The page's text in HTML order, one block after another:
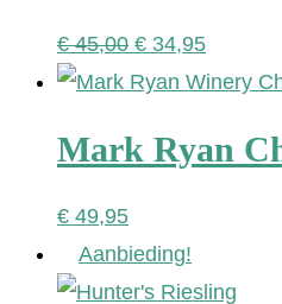
€45,00 Oorspronkelijke
prijs
€ 45,00.
€ 34,95Huidige
prijs
€ 34,95.
Mark Ryan
€ 49,95
Aanbieding!